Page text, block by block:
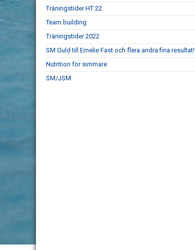
Träningstider HT 22
Team building
Träningstider 2022
SM Guld till Emelie Fast och flera andra fina resultat!
Nutrition för simmare
SM/JSM